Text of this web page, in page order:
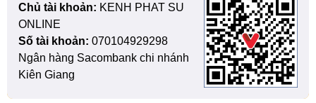
Chủ tài khoản: KENH PHAT SU
ONLINE
Số tài khoản: 070104929298
Ngân hàng Sacombank chi nhánh
Kiên Giang